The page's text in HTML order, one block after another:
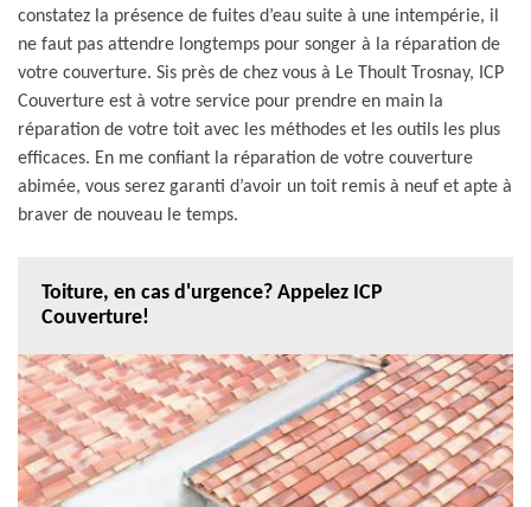
constatez la présence de fuites d’eau suite à une intempérie, il
ne faut pas attendre longtemps pour songer à la réparation de
votre couverture. Sis près de chez vous à Le Thoult Trosnay, ICP
Couverture est à votre service pour prendre en main la
réparation de votre toit avec les méthodes et les outils les plus
efficaces. En me confiant la réparation de votre couverture
abimée, vous serez garanti d’avoir un toit remis à neuf et apte à
braver de nouveau le temps.
Toiture, en cas d'urgence? Appelez ICP
Couverture!